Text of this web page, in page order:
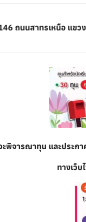
ถนนสาทรเหนือ แขว
ะพิจารณาทุน และประก
ทางเว็บ